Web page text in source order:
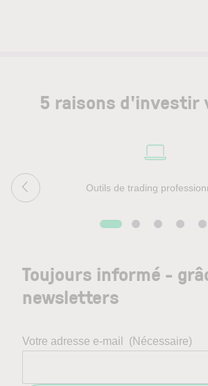
5 raisons d'investir
Outils de trading
Toujours informé -
newsletters
Votre adresse e-mail (Nécessaire)